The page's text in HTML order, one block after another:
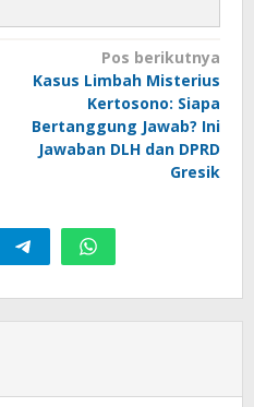
Pos berikutnya
Kasus Limbah Misterius
Kertosono: Siapa
Bertanggung Jawab? Ini
Jawaban DLH dan DPRD
Gresik